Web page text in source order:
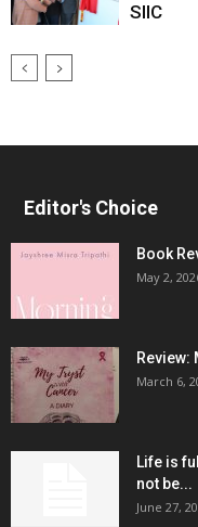
SIIC
Editor's Choice
Book
May 2,
Review:
March 6,
Life is
not be...
June 27,